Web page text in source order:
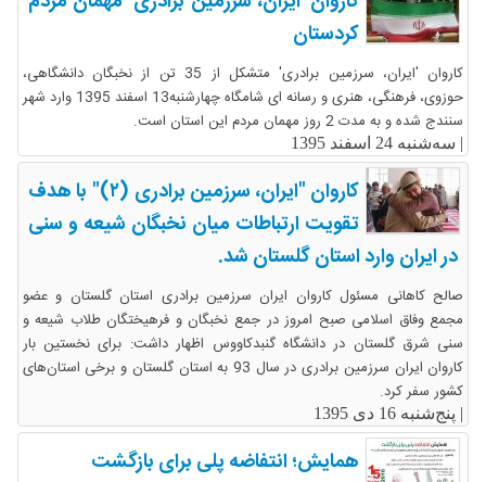
کردستان
کاروان 'ایران، سرزمین برادری' متشکل از 35 تن از نخبگان دانشگاهی،
حوزوی، فرهنگی، هنری و رسانه ای شامگاه چهارشنبه13 اسفند 1395 وارد شهر
سنندج شده و به مدت 2 روز مهمان مردم این استان است.
| سه‌شنبه 24 اسفند 1395
کاروان "ایران، سرزمین برادری (۲)" با هدف
تقویت ارتباطات میان نخبگان شیعه و سنی
در ایران وارد استان گلستان شد.
صالح کاهانی مسئول کاروان ایران سرزمین برادری استان گلستان و عضو
مجمع وفاق اسلامی صبح امروز در جمع نخبگان و فرهیختگان طلاب شیعه و
سنی شرق گلستان در دانشگاه گنبدکاووس اظهار داشت: برای نخستین بار
کاروان ایران سرزمین برادری در سال 93 به استان گلستان و برخی استان‌های
کشور سفر کرد.
| پنج‌شنبه 16 دی 1395
همایش؛ انتفاضه پلی برای بازگشت